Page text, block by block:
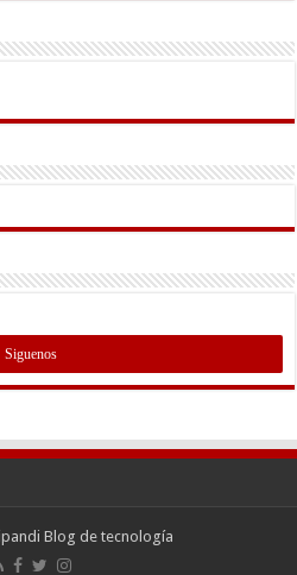
Siguenos
Blog de tecnología